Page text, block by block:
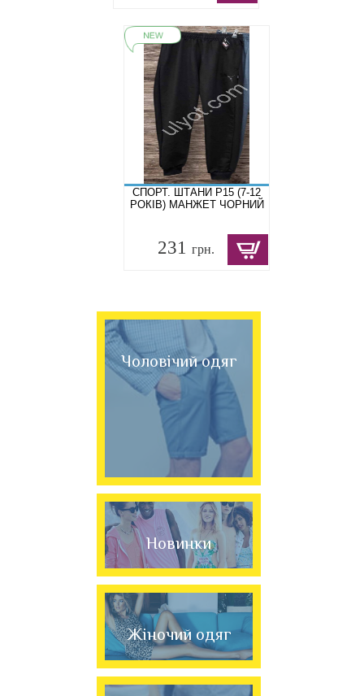
СПОРТ. ШТАНИ P15 (7-12
РОКІВ) МАНЖЕТ ЧОРНИЙ
231 грн.
Чоловічий одяг
Новинки
Жіночий одяг